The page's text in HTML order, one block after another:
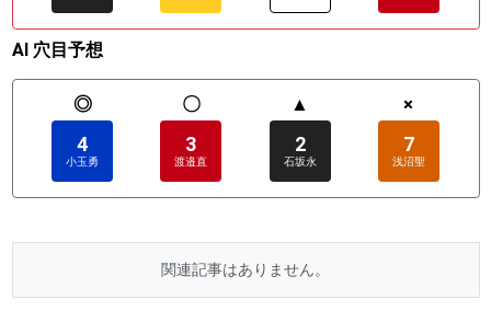
AI 穴目予想
◎
4
小玉勇
〇
3
渡邉直
▲
2
石坂永
×
7
浅沼聖
関連記事はありません。